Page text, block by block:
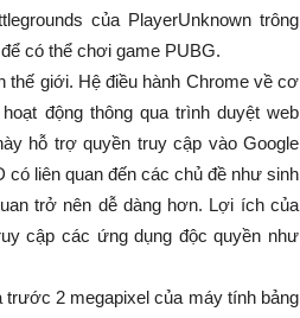
của PlayerUnknown trông
có thể chơi game PUBG.
thế giới. Hệ điều hành Chrome về cơ
động thông qua trình duyệt web
hỗ trợ quyền truy cập vào Google
liên quan đến các chủ đề như sinh
trở nên dễ dàng hơn. Lợi ích của
cập các ứng dụng độc quyền như
trước 2 megapixel của máy tính bảng